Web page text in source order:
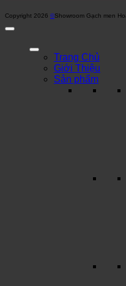
Copyright 2026 ©Showroom Gạch men
Trang Chủ
Giới Thiệu
Sản phẩm